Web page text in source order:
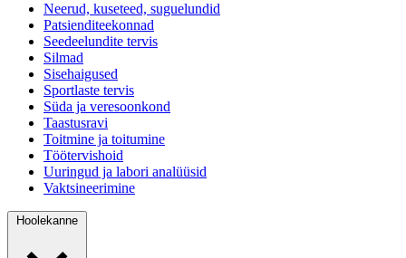
Neerud, kuseteed, suguelundid
Patsienditeekonnad
Seedeelundite tervis
Silmad
Sisehaigused
Sportlaste tervis
Süda ja veresoonkond
Taastusravi
Toitmine ja toitumine
Töötervishoid
Uuringud ja labori analüüsid
Vaktsineerimine
Hoolekanne